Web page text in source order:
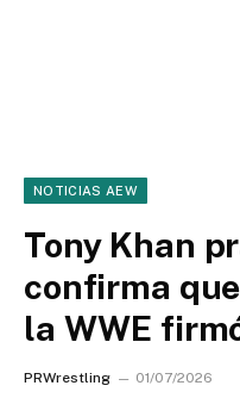
NOTICIAS AEW
Tony Khan
confirma
la WWE
PRWrestling 01/07/2026